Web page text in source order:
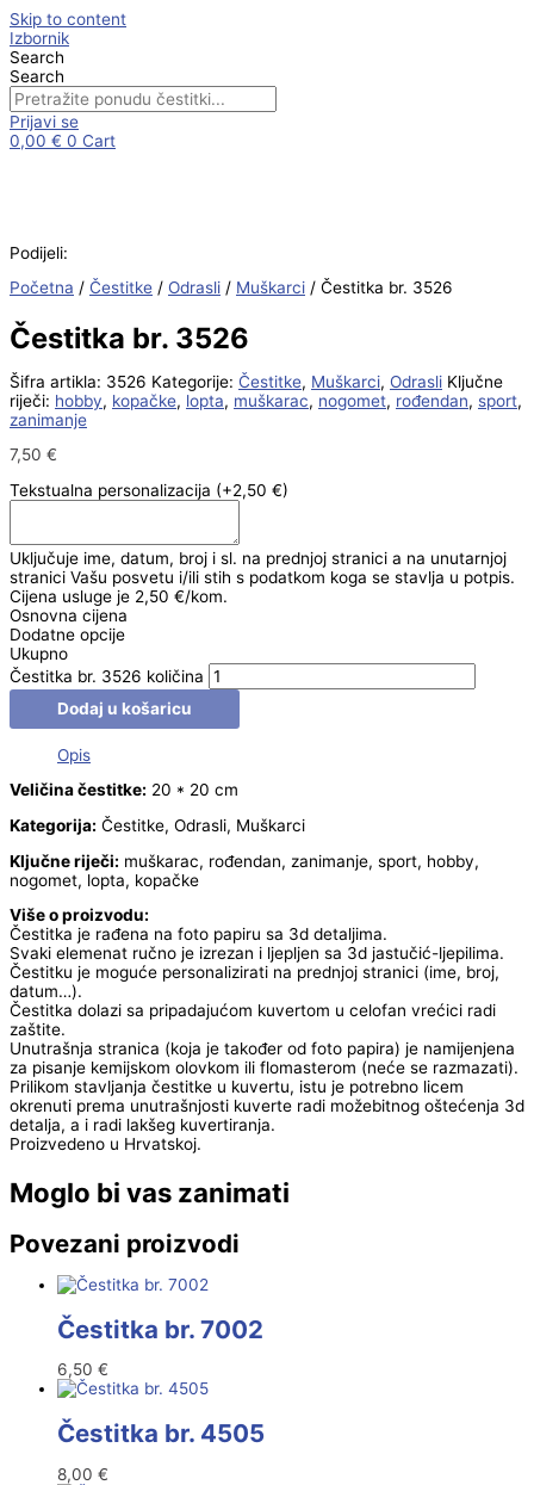
Skip to content
Izbornik
Search
Search
Prijavi se
0,00 € 0 Cart
Podijeli:
Početna / Čestitke / Odrasli / Muškarci / Čestitka br. 3526
Čestitka br. 3526
Šifra artikla: 3526 Kategorije: Čestitke, Muškarci, Odrasli Ključne
riječi: hobby, kopačke, lopta, muškarac, nogomet, rođendan, sport,
zanimanje
7,50 €
Tekstualna personalizacija (+2,50 €)
Uključuje ime, datum, broj i sl. na prednjoj stranici a na unutarnjoj
stranici Vašu posvetu i/ili stih s podatkom koga se stavlja u potpis.
Cijena usluge je 2,50 €/kom.
Osnovna cijena
Dodatne opcije
Ukupno
Čestitka br. 3526 količina
Dodaj u košaricu
Opis
Veličina čestitke: 20 * 20 cm
Kategorija: Čestitke, Odrasli, Muškarci
Ključne riječi: muškarac, rođendan, zanimanje, sport, hobby,
nogomet, lopta, kopačke
Više o proizvodu:
Čestitka je rađena na foto papiru sa 3d detaljima.
Svaki elemenat ručno je izrezan i ljepljen sa 3d jastučić-ljepilima.
Čestitku je moguće personalizirati na prednjoj stranici (ime, broj,
datum…).
Čestitka dolazi sa pripadajućom kuvertom u celofan vrećici radi
zaštite.
Unutrašnja stranica (koja je također od foto papira) je namijenjena
za pisanje kemijskom olovkom ili flomasterom (neće se razmazati).
Prilikom stavljanja čestitke u kuvertu, istu je potrebno licem
okrenuti prema unutrašnjosti kuverte radi možebitnog oštećenja 3d
detalja, a i radi lakšeg kuvertiranja.
Proizvedeno u Hrvatskoj.
Moglo bi vas zanimati
Povezani proizvodi
Čestitka br. 7002
6,50 €
Čestitka br. 4505
8,00 €